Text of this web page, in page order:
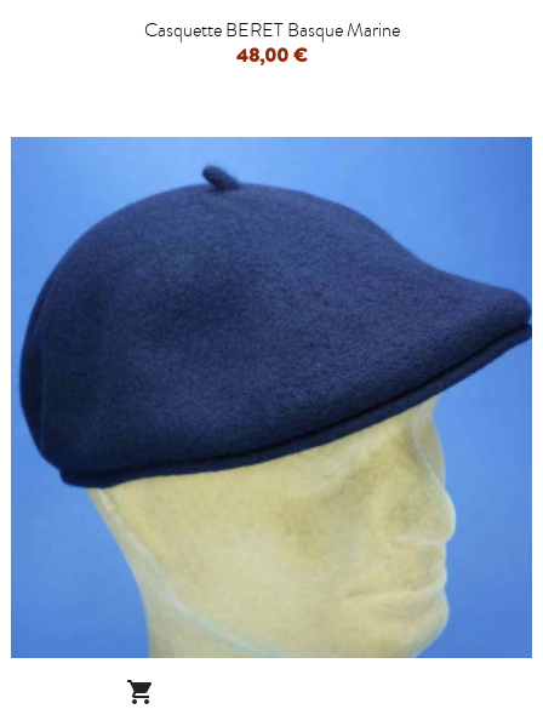
Casquette BERET Basque Marine
48,00 €
